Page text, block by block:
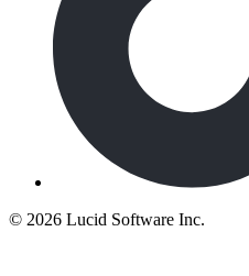
© 2026 Lucid Software Inc.